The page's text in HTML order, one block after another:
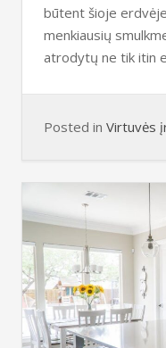
būtent šioje
menkiausių
atrodytų ne tik itin
Posted in Virtuvės